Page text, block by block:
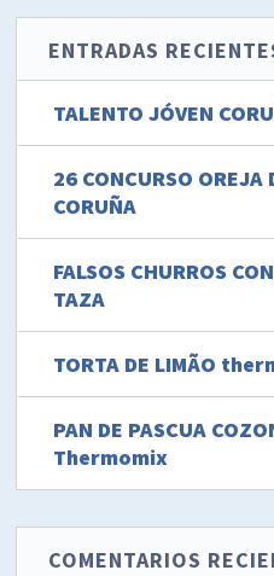
ENTRADAS
TALENTO JÓVEN
26 CONCURSO OREJA
CORUÑA
FALSOS CHURROS
TAZA
TORTA DE LIMÃO
PAN DE PASCUA
Thermomix
COMENTARIOS